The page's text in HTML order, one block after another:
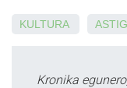
KULTURA
Kronika